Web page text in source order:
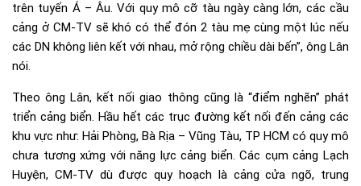
trên tuyến Á – Âu. Với quy mô cỡ tàu ngày càng lớn, các cầu
cảng ở CM-TV sẽ khó có thể đón 2 tàu mẹ cùng một lúc nếu
các DN không liên kết với nhau, mở rộng chiều dài bến”, ông Lân
nói.
Theo ông Lân, kết nối giao thông cũng là “điểm nghẽn” phát
triển cảng biển. Hầu hết các trục đường kết nối đến cảng các
khu vực như: Hải Phòng, Bà Rịa – Vũng Tàu, TP HCM có quy mô
chưa tương xứng với năng lực cảng biển. Các cụm cảng Lạch
Huyện, CM-TV dù được quy hoạch là cảng cửa ngõ, trung